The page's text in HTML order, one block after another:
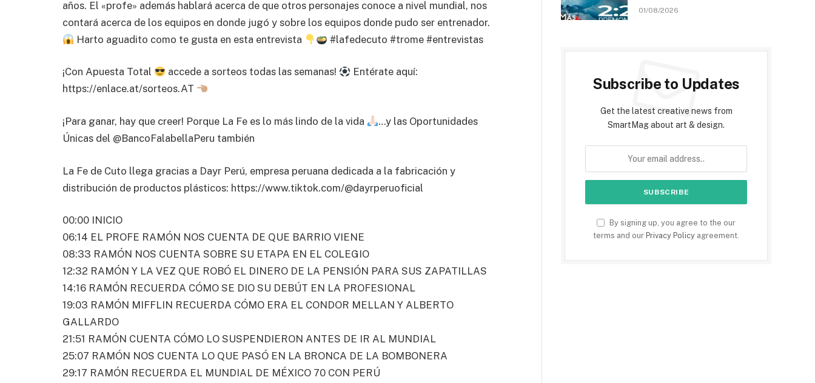
años. El «profe» además hablará acerca de que otros personajes conoce a nivel mundial, nos
contará acerca de los equipos en donde jugó y sobre los equipos donde pudo ser entrenador.
Harto aguadito como te gusta en esta entrevista
#lafedecuto #trome #entrevistas
¡Con Apuesta Total accede a sorteos todas las semanas!
Entérate aquí:
https://enlace.at/sorteos.AT
¡Para ganar, hay que creer! Porque La Fe es lo más lindo de la vida
…y las Oportunidades
Únicas del @BancoFalabellaPeru también
La Fe de Cuto llega gracias a Dayr Perú, empresa peruana dedicada a la fabricación y
distribución de productos plásticos: https://www.tiktok.com/@dayrperuoficial
00:00 INICIO
06:14 EL PROFE RAMÓN NOS CUENTA DE QUE BARRIO VIENE
08:33 RAMÓN NOS CUENTA SOBRE SU ETAPA EN EL COLEGIO
12:32 RAMÓN Y LA VEZ QUE ROBÓ EL DINERO DE LA PENSIÓN PARA SUS ZAPATILLAS
14:16 RAMÓN RECUERDA CÓMO SE DIO SU DEBÚT EN LA PROFESIONAL
19:03 RAMÓN MIFFLIN RECUERDA CÓMO ERA EL CONDOR MELLAN Y ALBERTO
GALLARDO
21:51 RAMÓN CUENTA CÓMO LO SUSPENDIERON ANTES DE IR AL MUNDIAL
25:07 RAMÓN NOS CUENTA LO QUE PASÓ EN LA BRONCA DE LA BOMBONERA
29:17 RAMÓN RECUERDA EL MUNDIAL DE MÉXICO 70 CON PERÚ
01/08/2026
Subscribe to Updates
Get the latest creative news from
SmartMag about art & design.
By signing up, you agree to the our
terms and our Privacy Policy agreement.